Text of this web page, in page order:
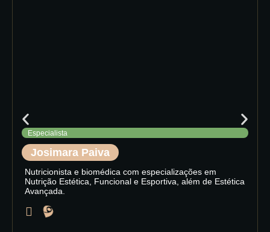
Especialista
Josimara Paiva
Nutricionista e biomédica com especializações em
Nutrição Estética, Funcional e Esportiva, além de Estética
Avançada.